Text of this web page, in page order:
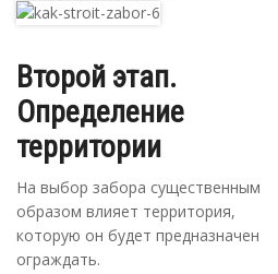
Второй этап.
Определение
территории
На выбор забора существенным
образом влияет территория,
которую он будет предназначен
ограждать.